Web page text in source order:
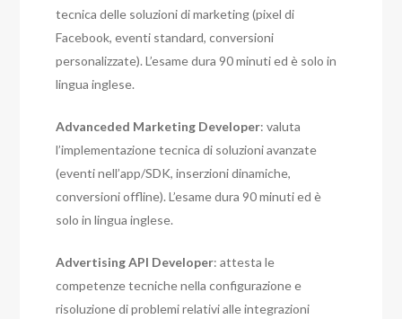
tecnica delle soluzioni di marketing (pixel di
Facebook, eventi standard, conversioni
personalizzate). L’esame dura 90 minuti ed è solo in
lingua inglese.
Advanceded Marketing Developer: valuta
l’implementazione tecnica di soluzioni avanzate
(eventi nell’app/SDK, inserzioni dinamiche,
conversioni offline). L’esame dura 90 minuti ed è
solo in lingua inglese.
Advertising API Developer: attesta le
competenze tecniche nella configurazione e
risoluzione di problemi relativi alle integrazioni